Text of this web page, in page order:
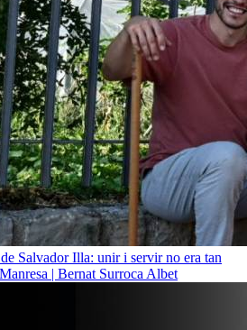
Salvador Illa: unir i servir no era tan
| Bernat Surroca Albet